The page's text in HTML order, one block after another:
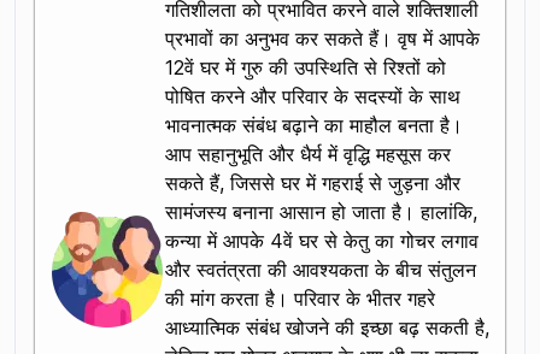
गतिशीलता को प्रभावित करने वाले शक्तिशाली
प्रभावों का अनुभव कर सकते हैं। वृष में आपके
12वें घर में गुरु की उपस्थिति से रिश्तों को
पोषित करने और परिवार के सदस्यों के साथ
भावनात्मक संबंध बढ़ाने का माहौल बनता है।
आप सहानुभूति और धैर्य में वृद्धि महसूस कर
सकते हैं, जिससे घर में गहराई से जुड़ना और
सामंजस्य बनाना आसान हो जाता है। हालांकि,
कन्या में आपके 4वें घर से केतु का गोचर लगाव
और स्वतंत्रता की आवश्यकता के बीच संतुलन
की मांग करता है। परिवार के भीतर गहरे
आध्यात्मिक संबंध खोजने की इच्छा बढ़ सकती है,